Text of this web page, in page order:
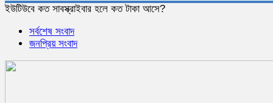
ইউটিউবে কত সাবস্ক্রাইবার হলে কত টাকা আসে?
সর্বশেষ সংবাদ
জনপ্রিয় সংবাদ